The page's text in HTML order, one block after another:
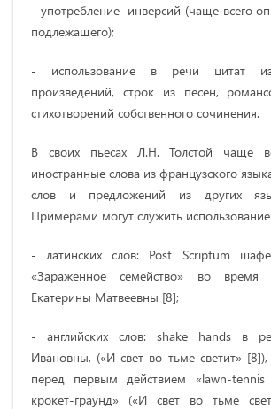
- употребление инверсий (чаще всего
подлежащего);
- использование в речи цитат из
произведений, строк из песен,
стихотворений собственного сочинения.
В своих пьесах Л.Н. Толстой чаще
иностранные слова из французского
слов и предложений из других
Примерами могут служить
- латинских слов: Post Scriptum
«Зараженное семейство» во время
Екатерины Матвеевны [8];
- английских слов: shake hands в
Ивановны, («И свет во тьме светит»
перед первым действием «lawn-tennis
крокет-граунд» («И свет во тьме